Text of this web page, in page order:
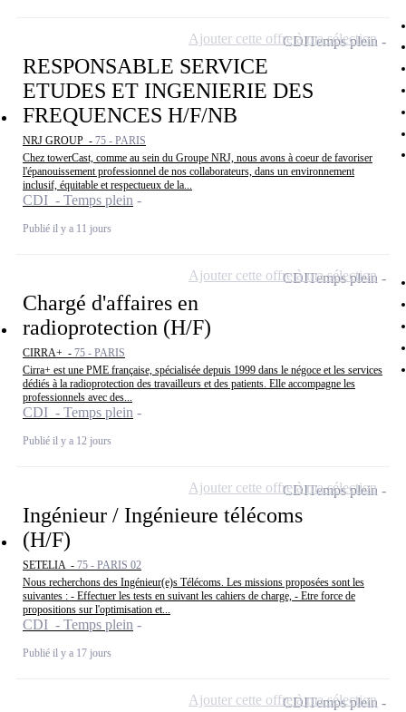
RESPONSABLE SERVICE
ETUDES ET INGENIERIE DES
FREQUENCES H/F/NB
NRJ GROUP - 75 - PARIS
Chez towerCast, comme au sein du Groupe NRJ, nous avons à coeur de favoriser
l'épanouissement professionnel de nos collaborateurs, dans un environnement
inclusif, équitable et respectueux de la...
CDI - Temps plein
Publié il y a 11 jours
CDITemps plein
Ajouter cette offre à ma sélection
Chargé d'affaires en
radioprotection (H/F)
CIRRA+ - 75 - PARIS
Cirra+ est une PME française, spécialisée depuis 1999 dans le négoce et les services
dédiés à la radioprotection des travailleurs et des patients. Elle accompagne les
professionnels avec des...
CDI - Temps plein
Publié il y a 12 jours
CDITemps plein
Ajouter cette offre à ma sélection
Ingénieur / Ingénieure télécoms
(H/F)
SETELIA - 75 - PARIS 02
Nous recherchons des Ingénieur(e)s Télécoms. Les missions proposées sont les
suivantes : - Effectuer les tests en suivant les cahiers de charge, - Etre force de
propositions sur l'optimisation et...
CDI - Temps plein
Publié il y a 17 jours
CDITemps plein
Ajouter cette offre à ma sélection
CDITemps plein
Ajouter cette offre à ma sélection